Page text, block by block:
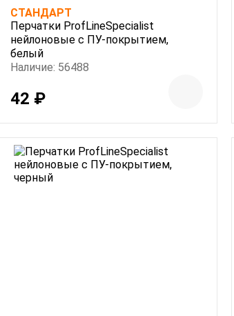
СТАНДАРТ
Перчатки ProfLineSpecialist
нейлоновые с ПУ-покрытием,
белый
Наличие: 56488
42 ₽